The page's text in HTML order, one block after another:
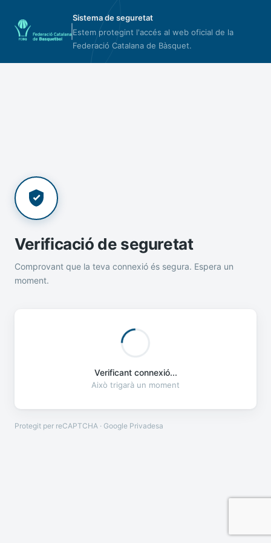
Sistema de seguretat
Estem protegint l'accés al web oficial de la
Federació Catalana de Bàsquet.
Verificació de seguretat
Comprovant que la teva connexió és segura. Espera un
moment.
Verificant connexió...
Això trigarà un moment
Protegit per reCAPTCHA · Google Privadesa